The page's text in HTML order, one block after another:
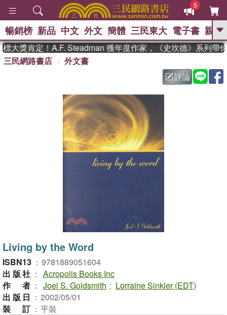
5
GO
父親節 、 如果歷
暑期推薦 、 國際布克
獎 臺灣漫遊錄 、 方念華
登輝時代 、 數學女孩：黎曼猜想
偉大的迷走神經
暢銷榜 新品 中文 外文 簡體 三民東大 電子書 親子
大獎肯定！A.F. Steadman 獲年度作家，《史坎德》系列帶你
三民網路書店
外文書
評論
Living by the Word
ISBN13 ： 9781889051604
出版社 ： Acropolis Books Inc
作者 ： Joel S. Goldsmith ; Lorraine Sinkler (EDT)
出版日 ： 2002/05/01
裝訂 ： 平裝